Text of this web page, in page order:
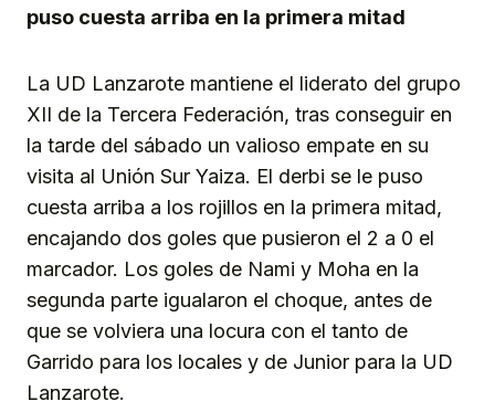
puso cuesta arriba en la primera mitad
La UD Lanzarote mantiene el liderato del grupo
XII de la Tercera Federación, tras conseguir en
la tarde del sábado un valioso empate en su
visita al Unión Sur Yaiza. El derbi se le puso
cuesta arriba a los rojillos en la primera mitad,
encajando dos goles que pusieron el 2 a 0 el
marcador. Los goles de Nami y Moha en la
segunda parte igualaron el choque, antes de
que se volviera una locura con el tanto de
Garrido para los locales y de Junior para la UD
Lanzarote.